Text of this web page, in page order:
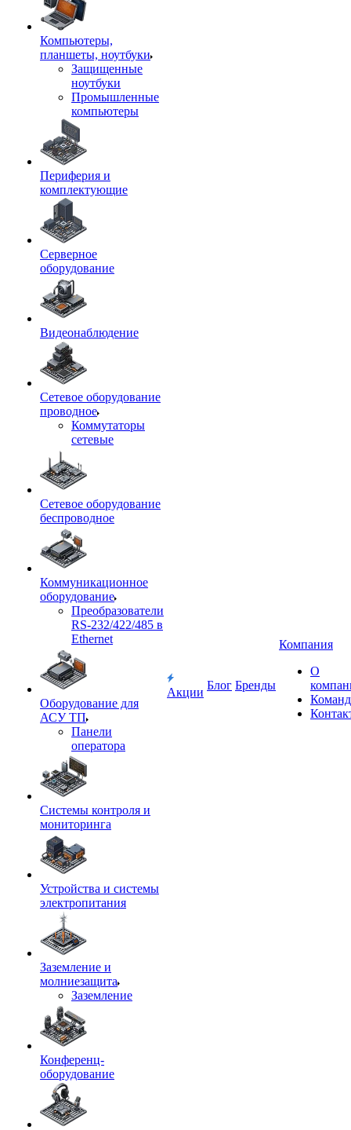
Компьютеры,
планшеты, ноутбуки
Защищенные
ноутбуки
Промышленные
компьютеры
Периферия и
комплектующие
Серверное
оборудование
Видеонаблюдение
Сетевое оборудование
проводное
Коммутаторы
сетевые
Сетевое оборудование
беспроводное
Коммуникационное
оборудование
Преобразователи
RS-232/422/485 в
Ethernet
Оборудование для
АСУ ТП
Панели
оператора
Системы контроля и
мониторинга
Устройства и системы
электропитания
Заземление и
молниезащита
Заземление
Конференц-
оборудование
Акции
Блог Бренды
Компания
О